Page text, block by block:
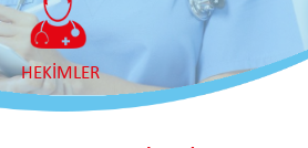
HEKİMLER